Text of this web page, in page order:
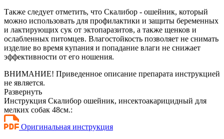
Также следует отметить, что Скалибор - ошейник, который
можно использовать для профилактики и защиты беременных
и лактирующих сук от эктопаразитов, а также щенков и
ослабленных питомцев. Влагостойкость позволяет не снимать
изделие во время купания и попадание влаги не снижает
эффективности от его ношения.
ВНИМАНИЕ! Приведенное описание препарата инструкцией
не является.
Развернуть
Инструкция Скалибор ошейник, инсектоакарицидный для
мелких собак 48см.:
Оригинальная инструкция